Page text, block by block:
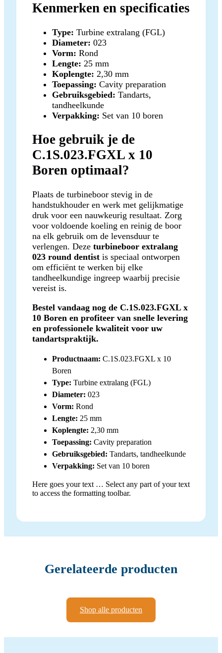
Kenmerken en specificaties
Type: Turbine extralang (FGL)
Diameter: 023
Vorm: Rond
Lengte: 25 mm
Koplengte: 2,30 mm
Toepassing: Cavity preparation
Gebruiksgebied: Tandarts,
tandheelkunde
Verpakking: Set van 10 boren
Hoe gebruik je de
C.1S.023.FGXL x 10
Boren optimaal?
Plaats de turbineboor stevig in de
handstukhouder en werk met gelijkmatige
druk voor een nauwkeurig resultaat. Zorg
voor voldoende koeling en reinig de boor
na elk gebruik om de levensduur te
verlengen. Deze turbineboor extralang
023 round dentist is speciaal ontworpen
om efficiënt te werken bij elke
tandheelkundige ingreep waarbij precisie
vereist is.
Bestel vandaag nog de C.1S.023.FGXL x
10 Boren en profiteer van snelle levering
en professionele kwaliteit voor uw
tandartspraktijk.
Productnaam: C.1S.023.FGXL x 10
Boren
Type: Turbine extralang (FGL)
Diameter: 023
Vorm: Rond
Lengte: 25 mm
Koplengte: 2,30 mm
Toepassing: Cavity preparation
Gebruiksgebied: Tandarts, tandheelkunde
Verpakking: Set van 10 boren
Here goes your text … Select any part of your text
to access the formatting toolbar.
Gerelateerde producten
Shop alle producten